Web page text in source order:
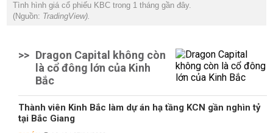
Tình hình giá cổ phiếu KBC trong 1 tháng gần đây.
(Nguồn: TradingView).
>> Dragon Capital không còn
là cổ đông lớn của Kinh
Bắc
Thành viên Kinh Bắc làm dự án hạ tầng KCN gần nghìn tỷ
tại Bắc Giang